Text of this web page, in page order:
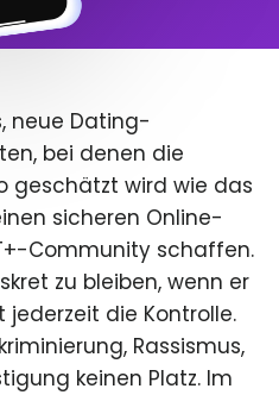
neue Dating-
bei denen die
geschätzt wird wie das
sicheren Online-
Community schaffen.
zu bleiben, wenn er
die Kontrolle.
Rassismus,
keinen Platz. Im